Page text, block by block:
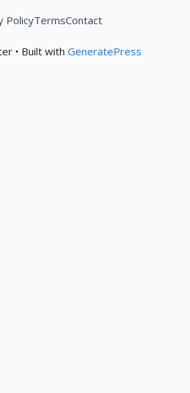
• Built with GeneratePress
PolicyTermsContact